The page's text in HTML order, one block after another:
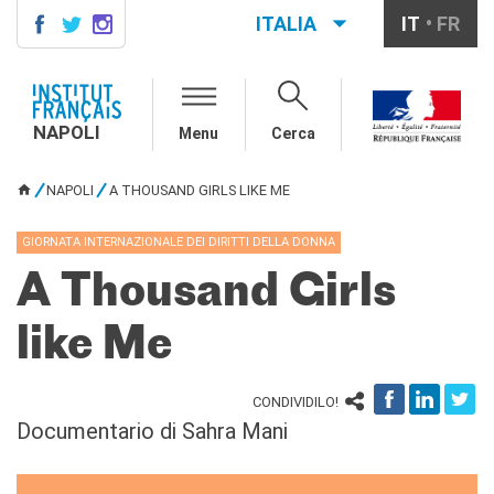
CONTACTS
CORSI DI FRANCESE
Corsi collettivi per adulti
DALF
Corsi per bambini e
ragazzi
Corsi individuali e su
Aziende
ITALIA IT FR
NAPOLI Menu Cerca
NAPOLI A THOUSAND GIRLS LIKE ME
GIORNATA INTERNAZIONALE DEI DIRITTI DELLA DONNA
A Thousand Girls
like Me
CONDIVIDILO!
Documentario di Sahra Mani